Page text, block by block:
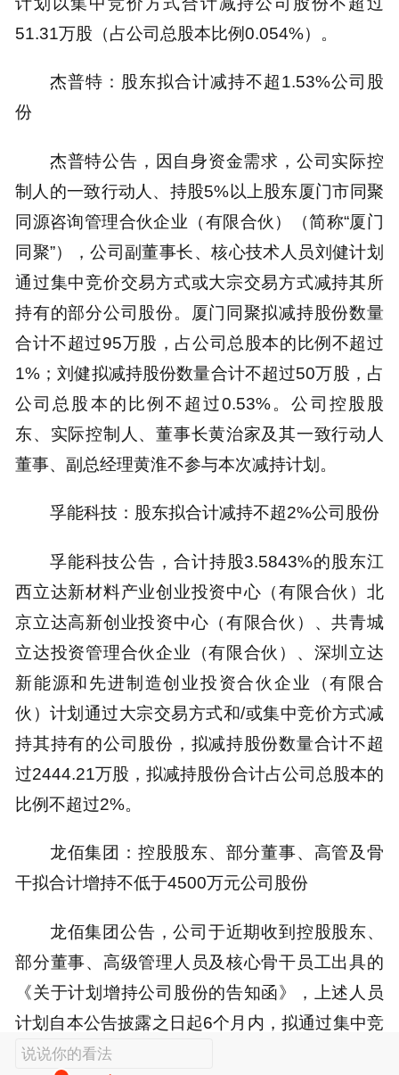
51.31万股（占公司总股本比例0.054%）。
杰普特：股东拟合计减持不超1.53%公司股
份
杰普特公告，因自身资金需求，公司实际控
制人的一致行动人、持股5%以上股东厦门市同聚
同源咨询管理合伙企业（有限合伙）（简称“厦门
同聚”），公司副董事长、核心技术人员刘健计划
通过集中竞价交易方式或大宗交易方式减持其所
持有的部分公司股份。厦门同聚拟减持股份数量
合计不超过95万股，占公司总股本的比例不超过
1%；刘健拟减持股份数量合计不超过50万股，占
公司总股本的比例不超过0.53%。公司控股股
东、实际控制人、董事长黄治家及其一致行动人
董事、副总经理黄淮不参与本次减持计划。
孚能科技：股东拟合计减持不超2%公司股份
孚能科技公告，合计持股3.5843%的股东江
西立达新材料产业创业投资中心（有限合伙）北
京立达高新创业投资中心（有限合伙）、共青城
立达投资管理合伙企业（有限合伙）、深圳立达
新能源和先进制造创业投资合伙企业（有限合
伙）计划通过大宗交易方式和/或集中竞价方式减
持其持有的公司股份，拟减持股份数量合计不超
过2444.21万股，拟减持股份合计占公司总股本的
比例不超过2%。
龙佰集团：控股股东、部分董事、高管及骨
干拟合计增持不低于4500万元公司股份
龙佰集团公告，公司于近期收到控股股东、
部分董事、高级管理人员及核心骨干员工出具的
《关于计划增持公司股份的告知函》，上述人员
计划自本公告披露之日起6个月内，拟通过集中竞
价交易的方式增持公司股份，拟增持金额不低于
说说你的看法